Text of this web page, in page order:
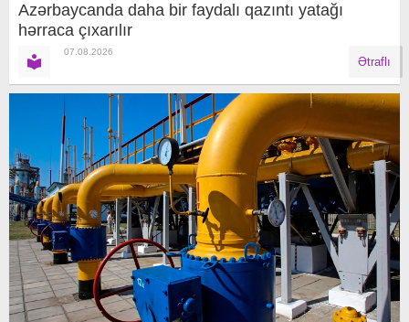
Azərbaycanda daha bir faydalı qazıntı yatağı
hərraca çıxarılır
07.08.2026
Ətraflı